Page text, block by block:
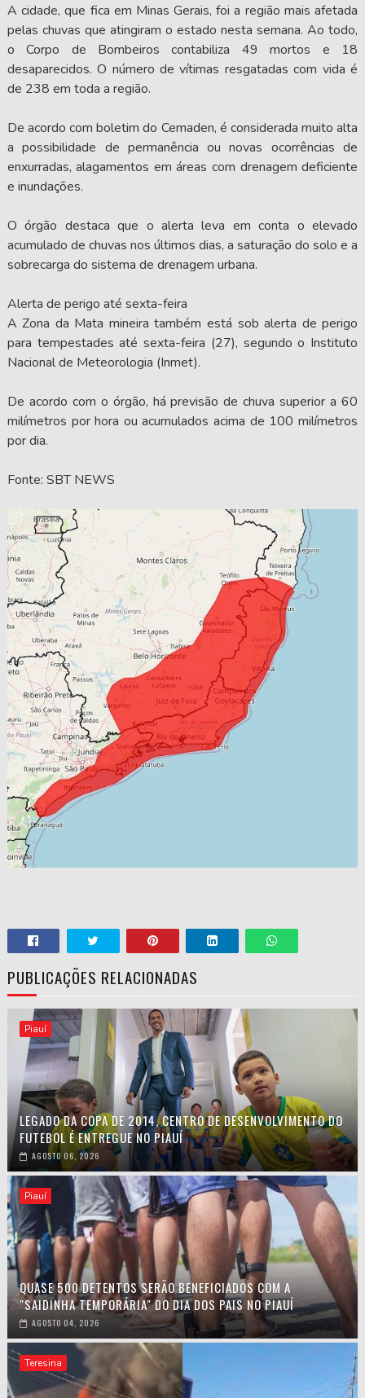
A cidade, que fica em Minas Gerais, foi a região mais afetada
pelas chuvas que atingiram o estado nesta semana. Ao todo,
o Corpo de Bombeiros contabiliza 49 mortos e 18
desaparecidos. O número de vítimas resgatadas com vida é
de 238 em toda a região.
De acordo com boletim do Cemaden, é considerada muito alta
a possibilidade de permanência ou novas ocorrências de
enxurradas, alagamentos em áreas com drenagem deficiente
e inundações.
O órgão destaca que o alerta leva em conta o elevado
acumulado de chuvas nos últimos dias, a saturação do solo e a
sobrecarga do sistema de drenagem urbana.
Alerta de perigo até sexta-feira
A Zona da Mata mineira também está sob alerta de perigo
para tempestades até sexta-feira (27), segundo o Instituto
Nacional de Meteorologia (Inmet).
De acordo com o órgão, há previsão de chuva superior a 60
milímetros por hora ou acumulados acima de 100 milímetros
por dia.
Fonte: SBT NEWS
PUBLICAÇÕES RELACIONADAS
Piauí
LEGADO DA COPA DE 2014, CENTRO DE DESENVOLVIMENTO DO
FUTEBOL É ENTREGUE NO PIAUÍ
AGOSTO 06, 2026
Piauí
QUASE 500 DETENTOS SERÃO BENEFICIADOS COM A
"SAIDINHA TEMPORÁRIA" DO DIA DOS PAIS NO PIAUÍ
AGOSTO 04, 2026
Teresina